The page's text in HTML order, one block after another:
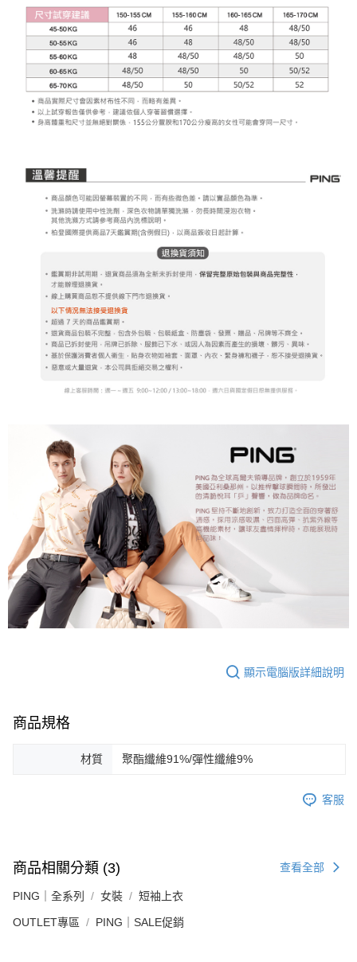
顯示電腦版詳細說明
商品規格
材質 聚酯纖維91%/彈性纖維9%
客服
商品相關分類 (3) 查看全部
PING｜全系列 女裝 短袖上衣
OUTLET專區 PING｜SALE促銷